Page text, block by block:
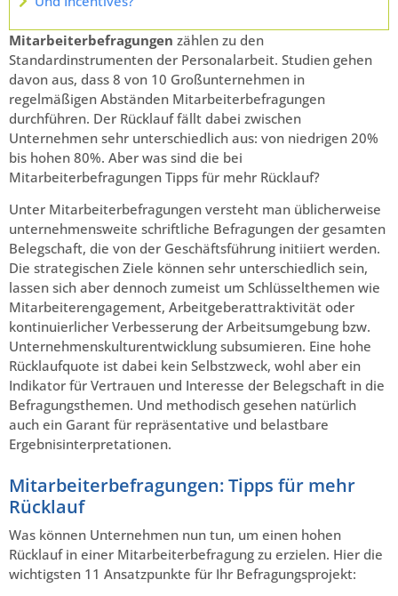
Mitarbeiterbefragungen zählen zu den
Standardinstrumenten der Personalarbeit. Studien gehen
davon aus, dass 8 von 10 Großunternehmen in
regelmäßigen Abständen Mitarbeiterbefragungen
durchführen. Der Rücklauf fällt dabei zwischen
Unternehmen sehr unterschiedlich aus: von niedrigen 20%
bis hohen 80%. Aber was sind die bei
Mitarbeiterbefragungen Tipps für mehr Rücklauf?
Unter Mitarbeiterbefragungen versteht man üblicherweise
unternehmensweite schriftliche Befragungen der gesamten
Belegschaft, die von der Geschäftsführung initiiert werden.
Die strategischen Ziele können sehr unterschiedlich sein,
lassen sich aber dennoch zumeist um Schlüsselthemen wie
Mitarbeiterengagement, Arbeitgeberattraktivität oder
kontinuierlicher Verbesserung der Arbeitsumgebung bzw.
Unternehmenskulturentwicklung subsumieren. Eine hohe
Rücklaufquote ist dabei kein Selbstzweck, wohl aber ein
Indikator für Vertrauen und Interesse der Belegschaft in die
Befragungsthemen. Und methodisch gesehen natürlich
auch ein Garant für repräsentative und belastbare
Ergebnisinterpretationen.
Mitarbeiterbefragungen: Tipps für mehr
Rücklauf
Was können Unternehmen nun tun, um einen hohen
Rücklauf in einer Mitarbeiterbefragung zu erzielen. Hier die
wichtigsten 11 Ansatzpunkte für Ihr Befragungsprojekt: